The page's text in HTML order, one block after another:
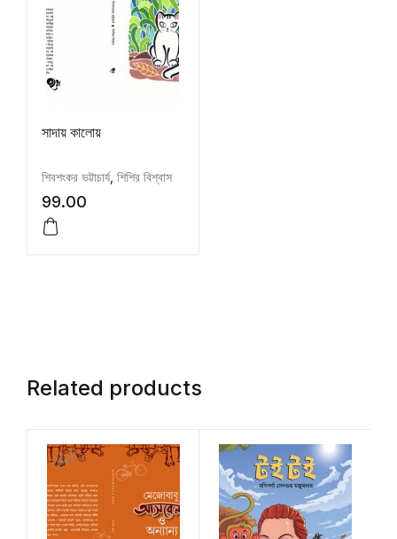
সাদায় কালোয়
শিবশংকর ভট্টাচার্য, শিশির বিশ্বাস
99.00
Related products